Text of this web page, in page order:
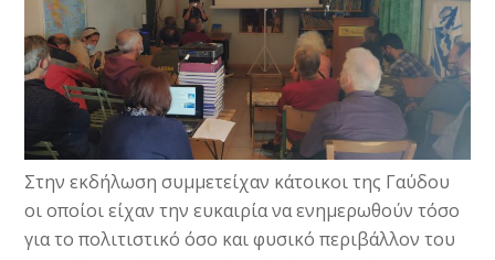
Στην εκδήλωση συμμετείχαν κάτοικοι της Γαύδου
οι οποίοι είχαν την ευκαιρία να ενημερωθούν τόσο
για το πολιτιστικό όσο και φυσικό περιβάλλον του